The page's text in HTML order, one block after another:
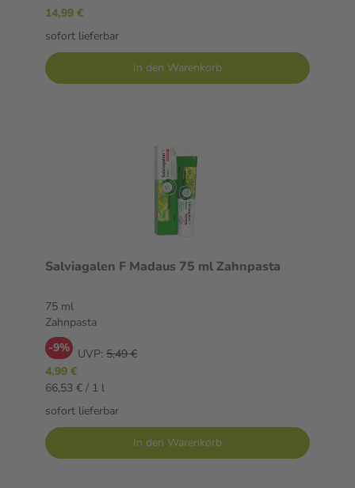
14,99 €
sofort lieferbar
In den Warenkorb
Salviagalen F Madaus 75 ml Zahnpasta
75 ml
Zahnpasta
-9% UVP: 5,49 €
4,99 €
66,53 € / 1 l
sofort lieferbar
In den Warenkorb